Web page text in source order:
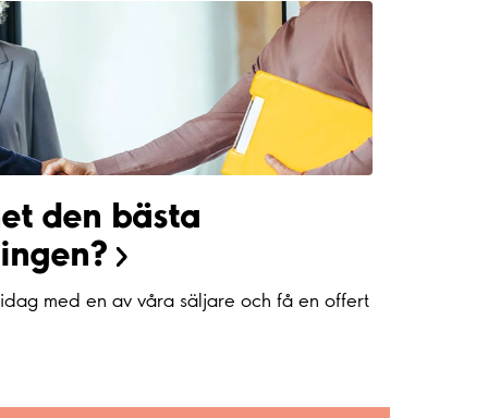
den bästa
med en av våra säljare och få en offert